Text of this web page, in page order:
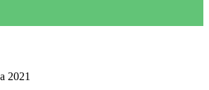
2021